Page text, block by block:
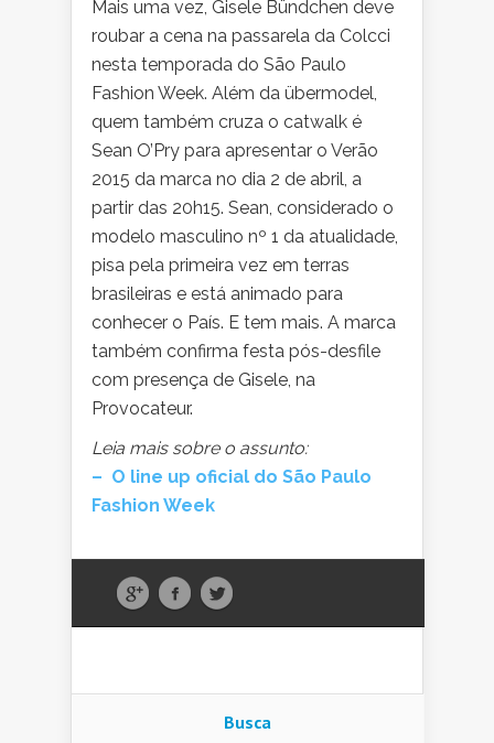
Mais uma vez, Gisele Bündchen deve
roubar a cena na passarela da Colcci
nesta temporada do São Paulo
Fashion Week. Além da übermodel,
quem também cruza o catwalk é
Sean O’Pry para apresentar o Verão
2015 da marca no dia 2 de abril, a
partir das 20h15. Sean, considerado o
modelo masculino nº 1 da atualidade,
pisa pela primeira vez em terras
brasileiras e está animado para
conhecer o País. E tem mais. A marca
também confirma festa pós-desfile
com presença de Gisele, na
Provocateur.
Leia mais sobre o assunto:
– O line up oficial do São Paulo
Fashion Week
Busca